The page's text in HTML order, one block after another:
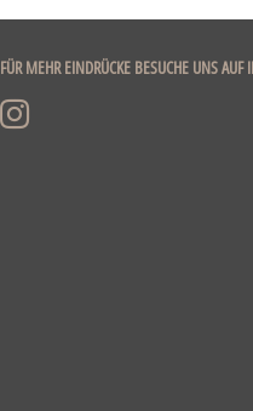
FÜR MEHR EINDRÜCKE BESUCHE UNS AUF